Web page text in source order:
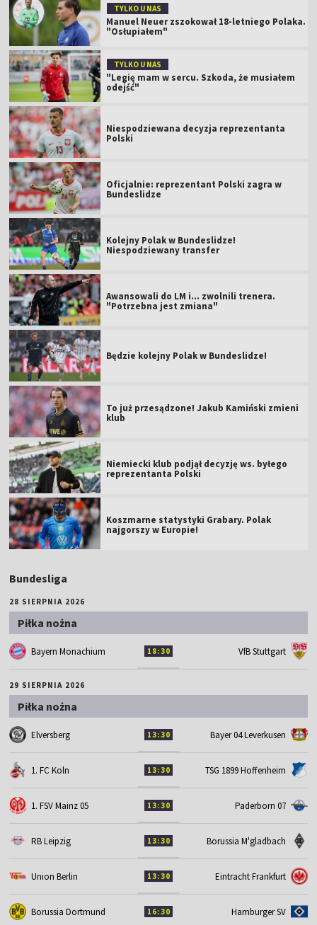
TYLKO U NAS
Manuel Neuer zszokował 18-letniego Polaka.
"Osłupiałem"
TYLKO U NAS
"Legię mam w sercu. Szkoda, że musiałem
odejść"
Niespodziewana decyzja reprezentanta
Polski
Oficjalnie: reprezentant Polski zagra w
Bundeslidze
Kolejny Polak w Bundeslidze!
Niespodziewany transfer
Awansowali do LM i... zwolnili trenera.
"Potrzebna jest zmiana"
Będzie kolejny Polak w Bundeslidze!
To już przesądzone! Jakub Kamiński zmieni
klub
Niemiecki klub podjął decyzję ws. byłego
reprezentanta Polski
Koszmarne statystyki Grabary. Polak
najgorszy w Europie!
Bundesliga
28 SIERPNIA 2026
Piłka nożna
Bayern Monachium 18:30 VfB Stuttgart
29 SIERPNIA 2026
Piłka nożna
Elversberg 13:30 Bayer 04 Leverkusen
1. FC Koln 13:30 TSG 1899 Hoffenheim
1. FSV Mainz 05 13:30 Paderborn 07
RB Leipzig 13:30 Borussia M'gladbach
Union Berlin 13:30 Eintracht Frankfurt
Borussia Dortmund 16:30 Hamburger SV